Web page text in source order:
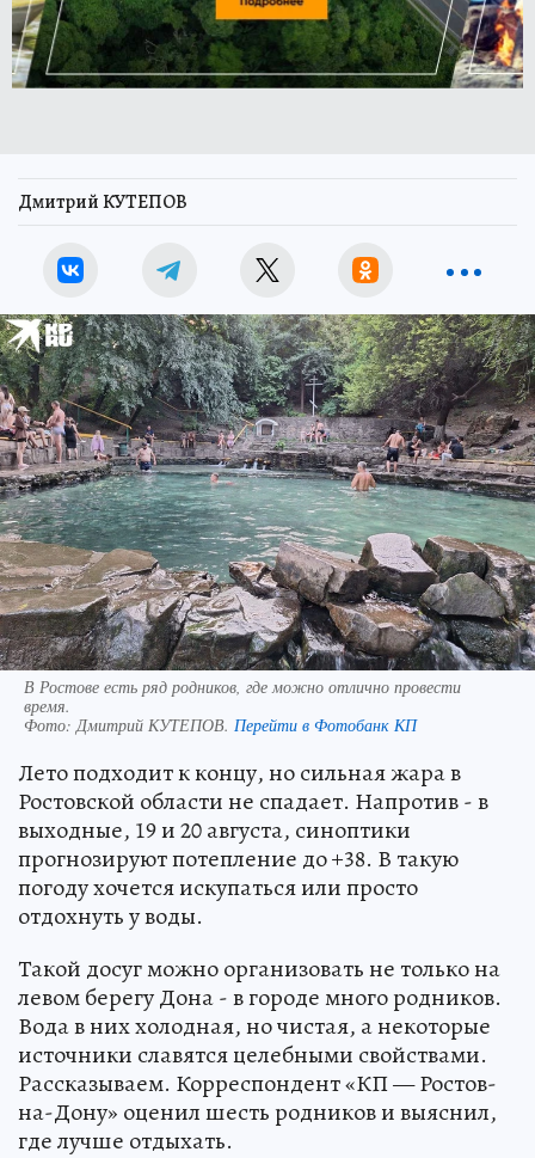
Дмитрий КУТЕПОВ
В Ростове есть ряд родников, где можно отлично провести
время.
Фото: Дмитрий КУТЕПОВ. Перейти в Фотобанк КП
Лето подходит к концу, но сильная жара в
Ростовской области не спадает. Напротив - в
выходные, 19 и 20 августа, синоптики
прогнозируют потепление до +38. В такую
погоду хочется искупаться или просто
отдохнуть у воды.
Такой досуг можно организовать не только на
левом берегу Дона - в городе много родников.
Вода в них холодная, но чистая, а некоторые
источники славятся целебными свойствами.
Рассказываем. Корреспондент «КП — Ростов-
на-Дону» оценил шесть родников и выяснил,
где лучше отдыхать.